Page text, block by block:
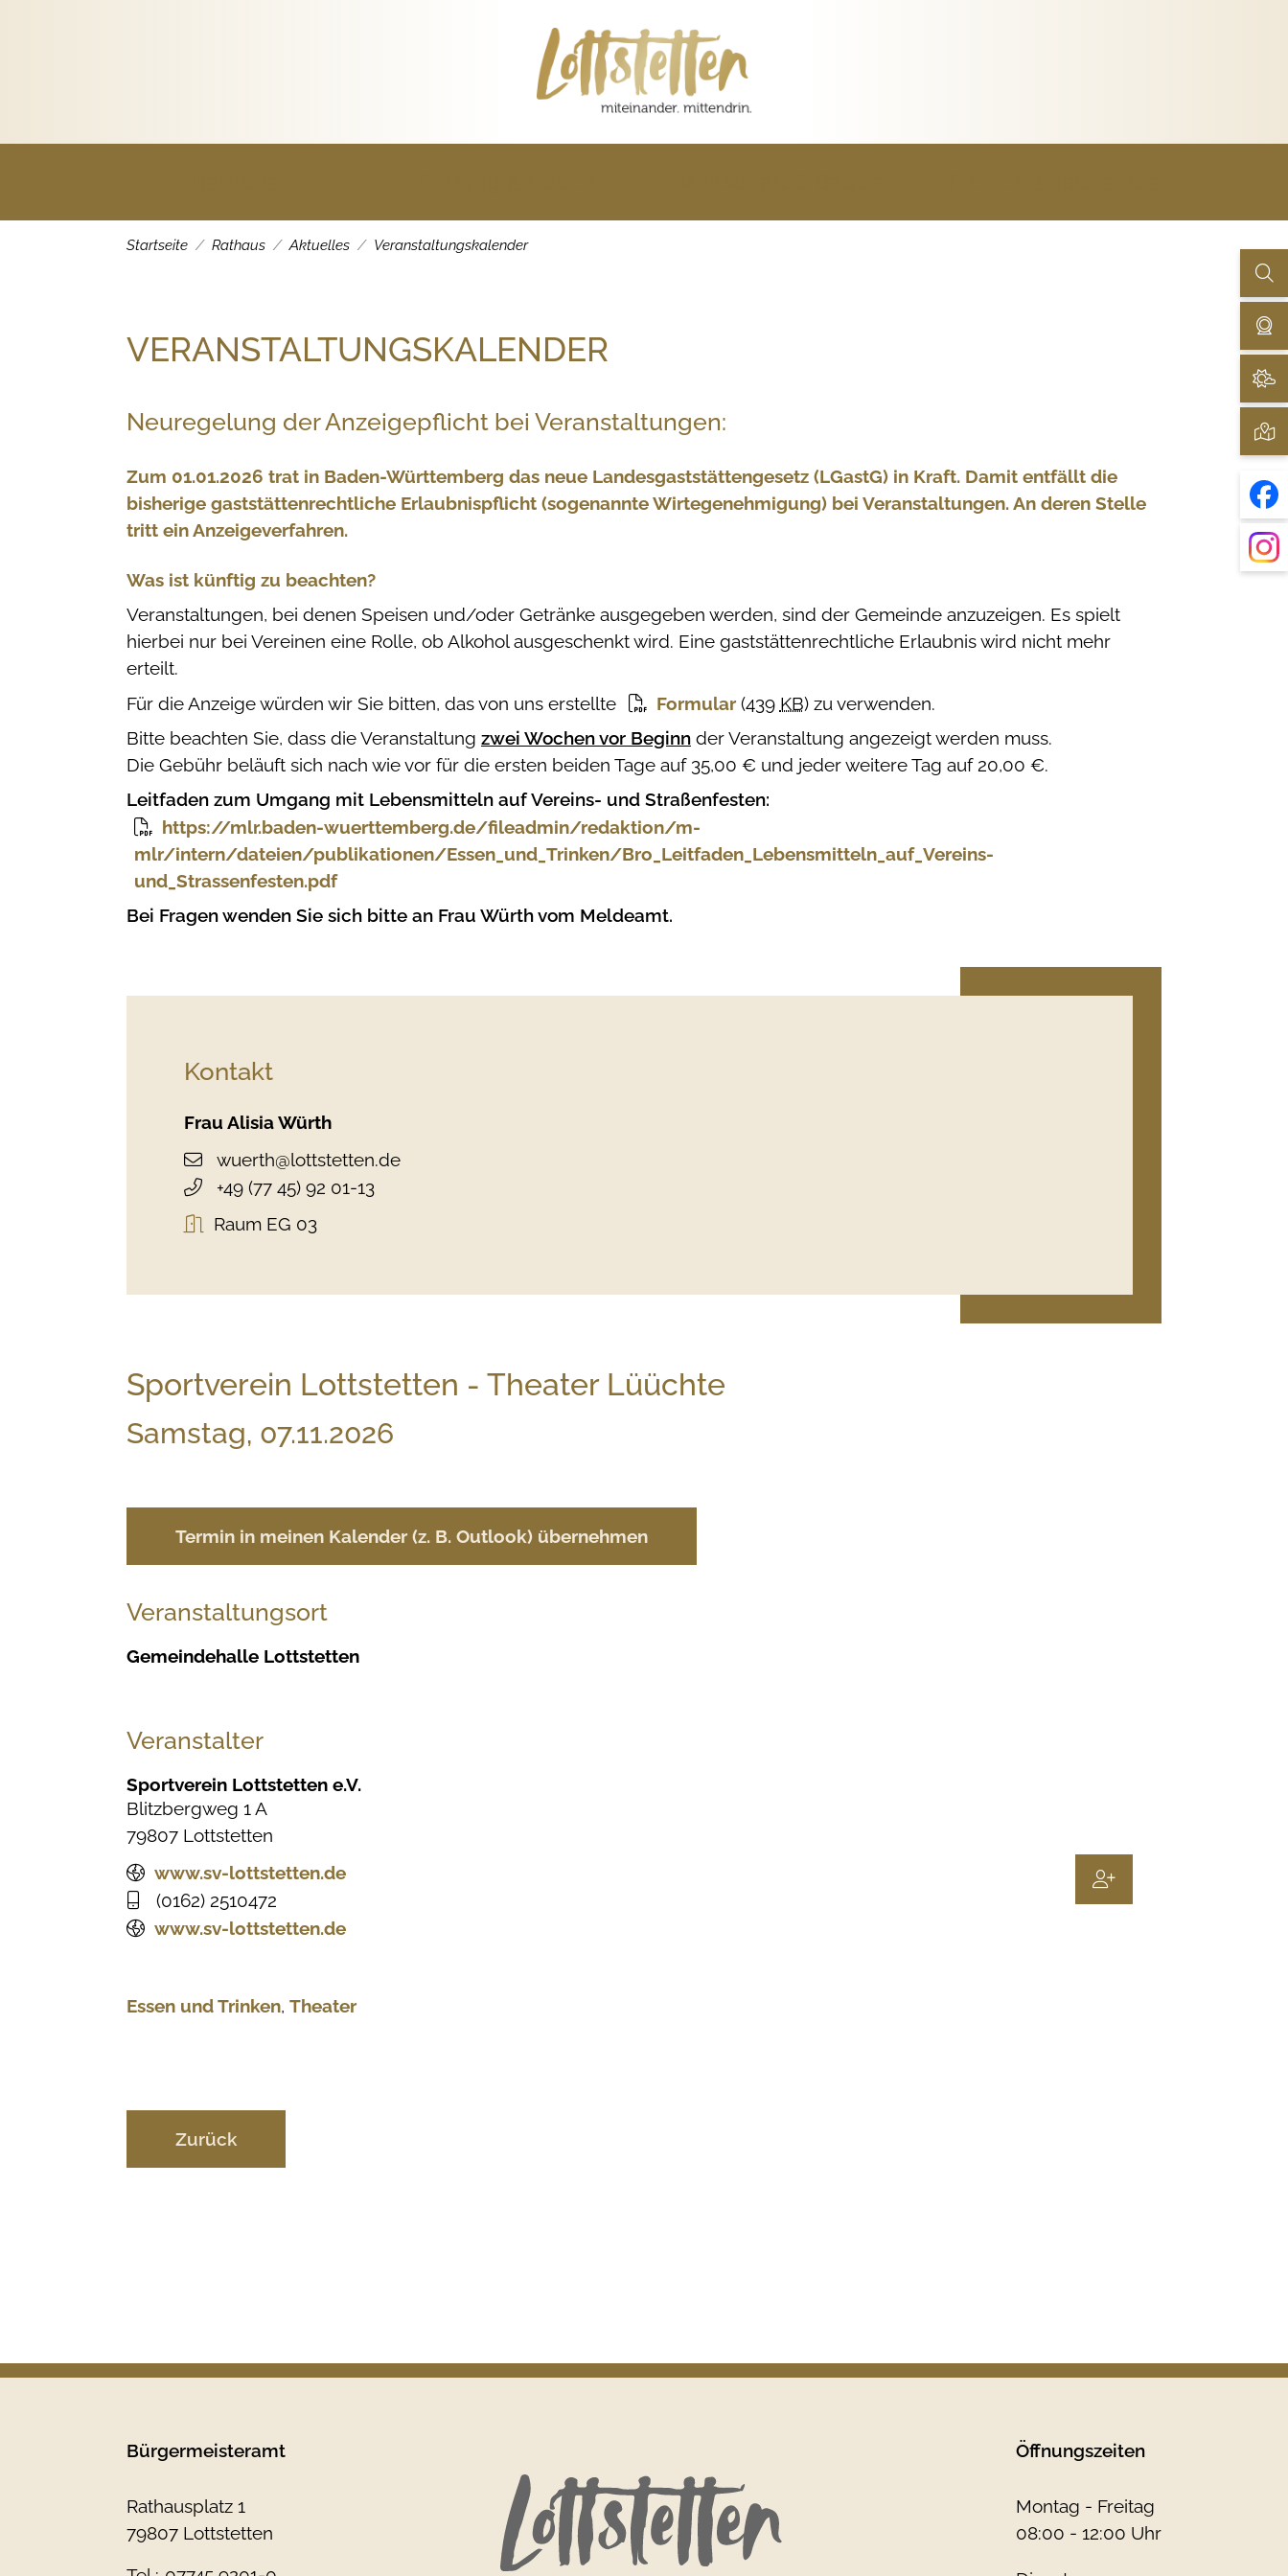
Startseite Rathaus Aktuelles Veranstaltungskalender
VERANSTALTUNGSKALENDER
Neuregelung der Anzeigepflicht bei Veranstaltungen:
Zum 01.01.2026 trat in Baden-Württemberg das neue Landesgaststättengesetz (LGastG) in Kraft. Damit entfällt die
bisherige gaststättenrechtliche Erlaubnispflicht (sogenannte Wirtegenehmigung) bei Veranstaltungen. An deren Stelle
tritt ein Anzeigeverfahren.
Was ist künftig zu beachten?
Veranstaltungen, bei denen Speisen und/oder Getränke ausgegeben werden, sind der Gemeinde anzuzeigen. Es spielt
hierbei nur bei Vereinen eine Rolle, ob Alkohol ausgeschenkt wird. Eine gaststättenrechtliche Erlaubnis wird nicht mehr
erteilt.
Für die Anzeige würden wir Sie bitten, das von uns erstellte
Formular(439 KB)zu verwenden.
Bitte beachten Sie, dass die Veranstaltung zwei Wochen vor Beginn der Veranstaltung angezeigt werden muss.
Die Gebühr beläuft sich nach wie vor für die ersten beiden Tage auf 35,00 € und jeder weitere Tag auf 20,00 €.
Leitfaden zum Umgang mit Lebensmitteln auf Vereins- und Straßenfesten:
https://mlr.baden-wuerttemberg.de/fileadmin/redaktion/m-
mlr/intern/dateien/publikationen/Essen_und_Trinken/Bro_Leitfaden_Lebensmitteln_auf_Vereins-
und_Strassenfesten.pdf
Bei Fragen wenden Sie sich bitte an Frau Würth vom Meldeamt.
Kontakt
Frau AlisiaWürth
wuerth@lottstetten.de
+49 (77 45) 92 01-13
Raum EG 03
Samstag, 07.11.2026
Sportverein Lottstetten - Theater Lüüchte
Termin in meinen Kalender (z. B. Outlook) übernehmen
Veranstaltungsort
Gemeindehalle Lottstetten
Veranstalter
Sportverein Lottstetten e.V.
Blitzbergweg 1 A
79807 Lottstetten
www.sv-lottstetten.de
(0162) 2510472
www.sv-lottstetten.de
Essen und Trinken, Theater
Zurück
Bürgermeisteramt
Rathausplatz 1
79807 Lottstetten
Öffnungszeiten
Montag - Freitag
08:00 - 12:00 Uhr